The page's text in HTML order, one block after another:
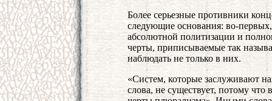
Более серьезные противники
следующие основания: во-
абсолютной политизации и
черты, приписываемые так
наблюдать не только в них.
«Систем, которые заслуживают
слова, не существует, потому что